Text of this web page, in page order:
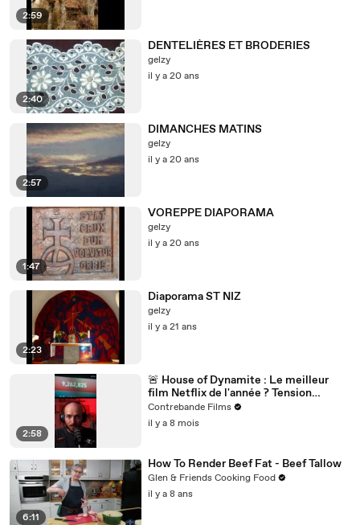
2:59
2:40
DENTELIÈRES ET BRODERIES
gelzy
il y a 20 ans
2:57
DIMANCHES MATINS
gelzy
il y a 20 ans
1:47
VOREPPE DIAPORAMA
gelzy
il y a 20 ans
2:23
Diaporama ST NIZ
gelzy
il y a 21 ans
2:58
🚨 House of Dynamite : Le meilleur
film Netflix de l'année ? Tension
nucléaire et décision impossible 🎬
Contrebande Films
il y a 8 mois
6:11
How To Render Beef Fat - Beef Tallow
Glen & Friends Cooking Food
il y a 8 ans